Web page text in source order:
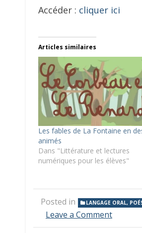
Accéder : cliquer ici
Articles similaires
Les fables de La Fontaine en
animés
Dans "Littérature et lectures
numériques pour les élèves"
Posted in LANGAGE ORAL,
Leave a Commenton